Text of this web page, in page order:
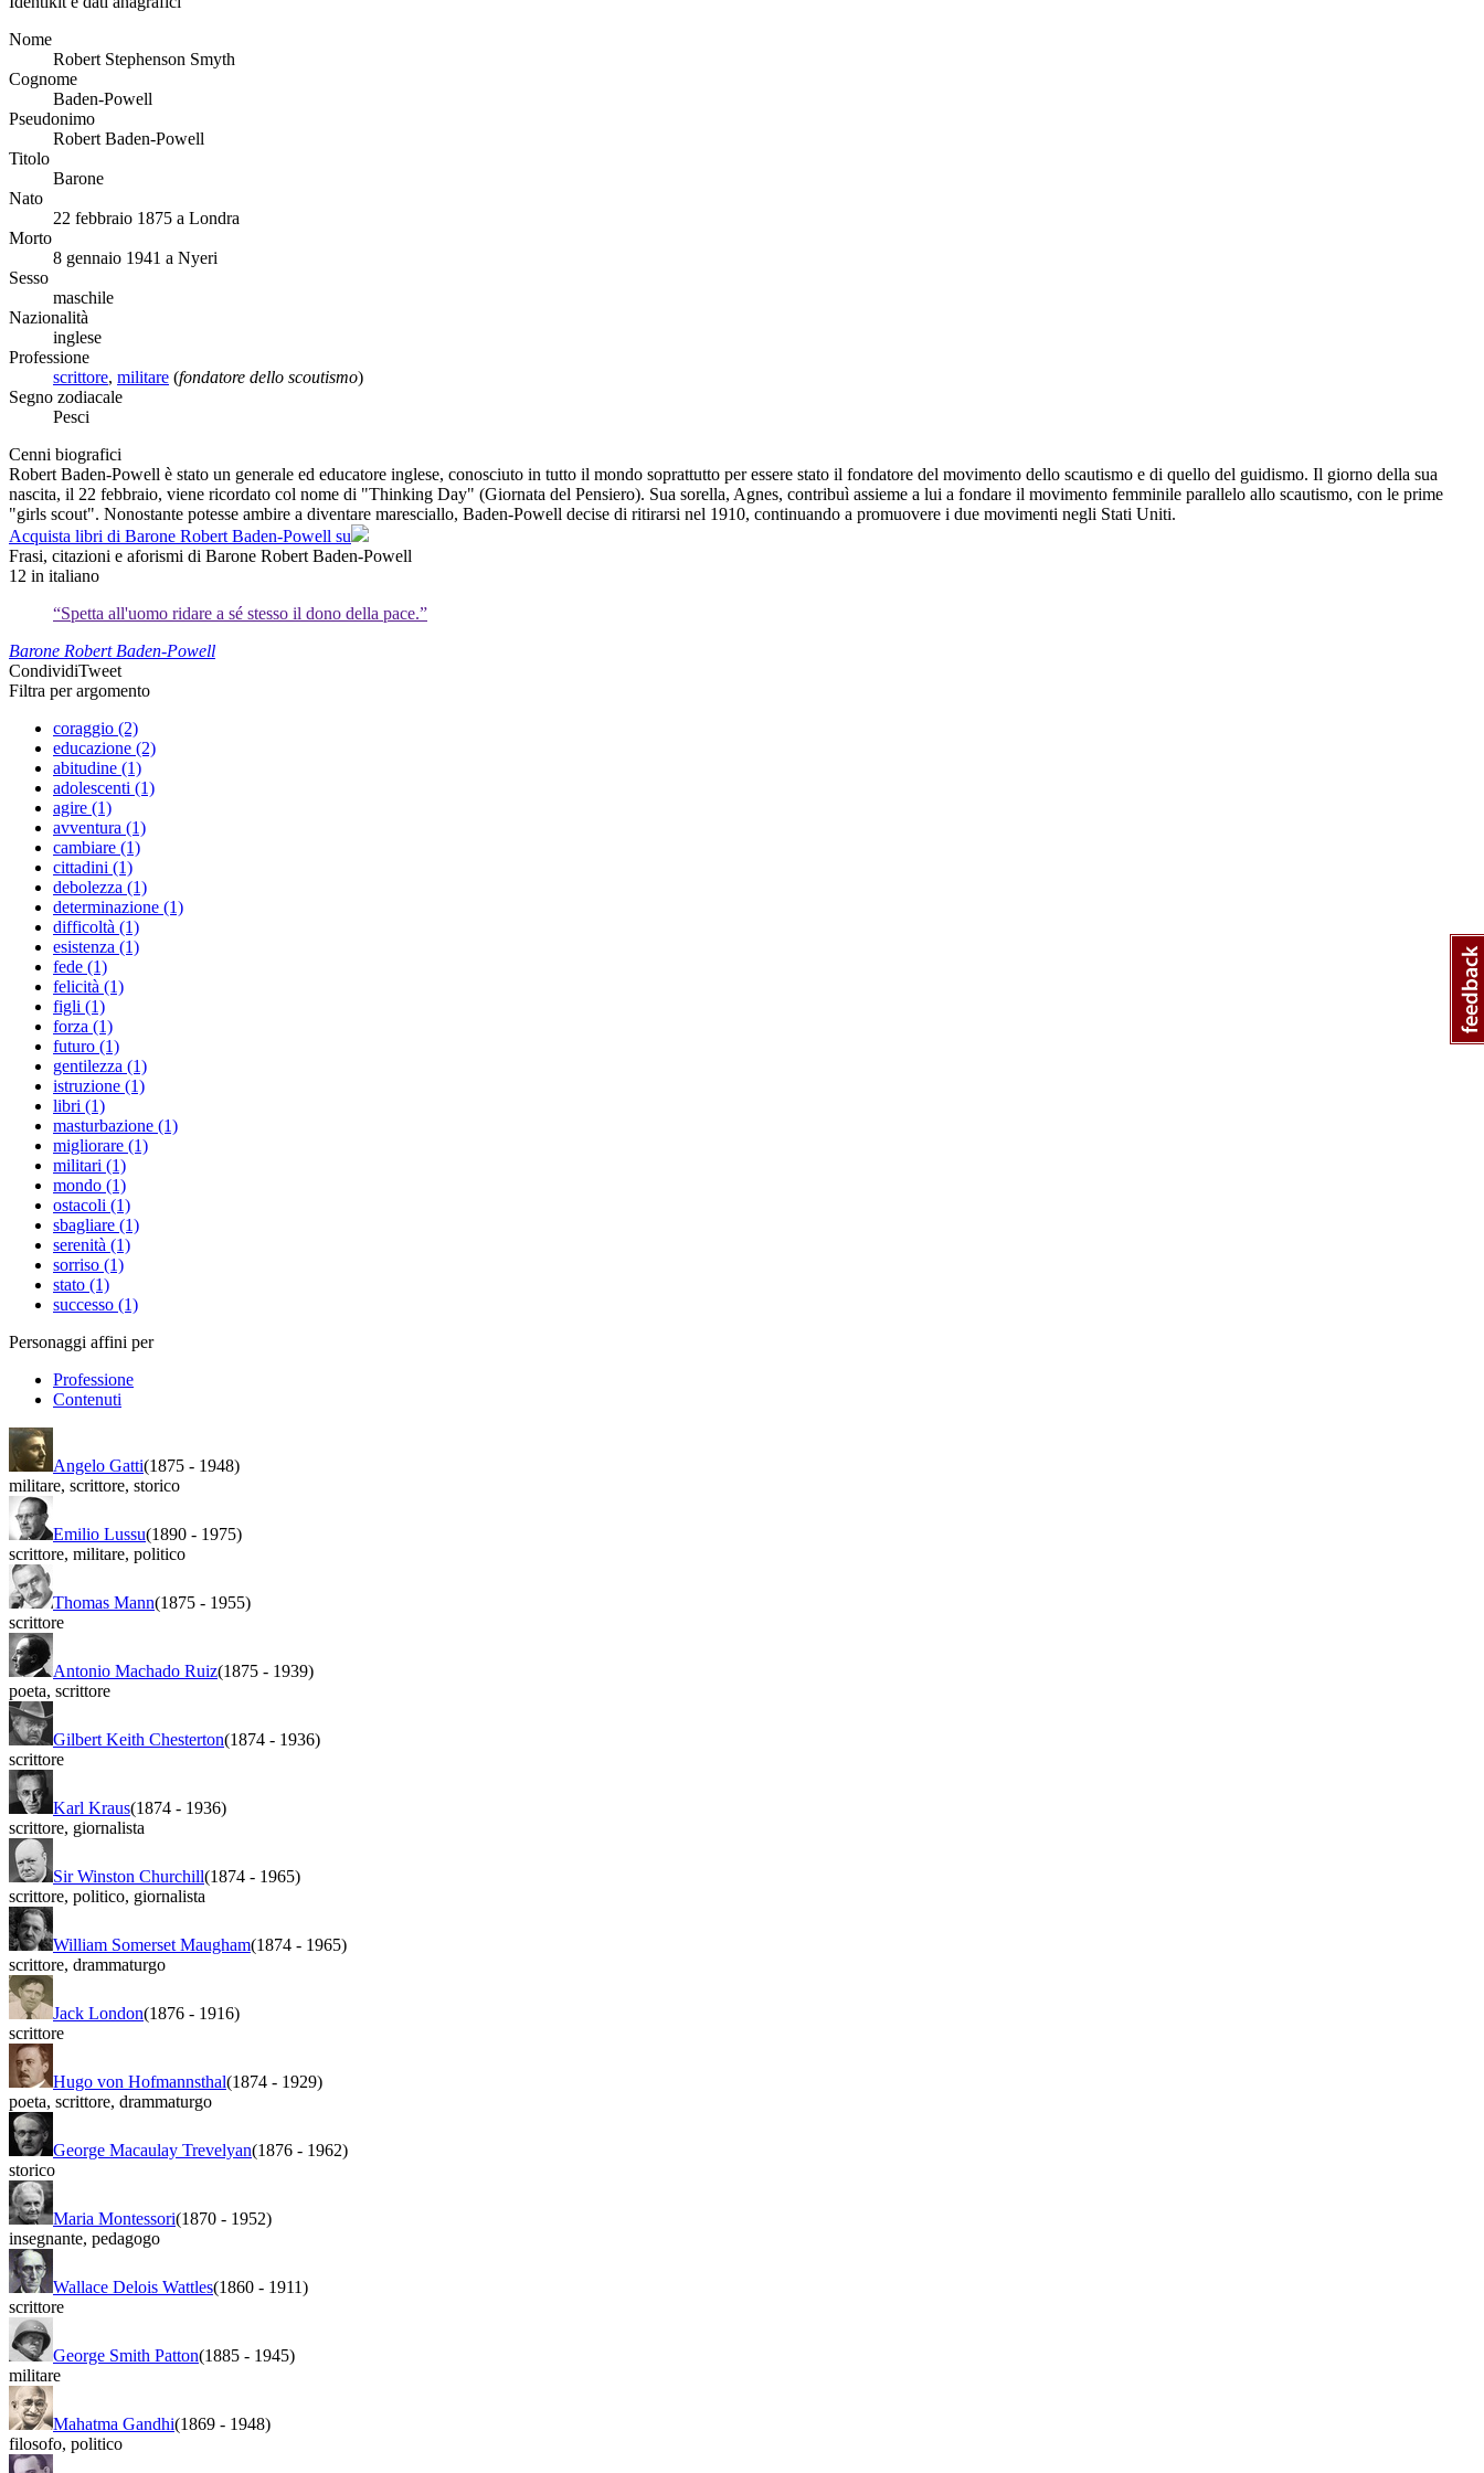
Nome
Robert Stephenson Smyth
Cognome
Baden-Powell
Pseudonimo
Robert Baden-Powell
Titolo
Barone
Nato
22 febbraio 1875 a Londra
Morto
8 gennaio 1941 a Nyeri
Sesso
maschile
Nazionalità
inglese
Professione
scrittore, militare (fondatore dello scoutismo)
Segno zodiacale
Pesci
Cenni biografici
Robert Baden-Powell è stato un generale ed educatore inglese, conosciuto in tutto il mondo soprattutto per essere stato il fondatore del movimento dello scautismo e di quello del guidismo. Il giorno della sua
nascita, il 22 febbraio, viene ricordato col nome di "Thinking Day" (Giornata del Pensiero). Sua sorella, Agnes, contribuì assieme a lui a fondare il movimento femminile parallelo allo scautismo, con le prime
"girls scout". Nonostante potesse ambire a diventare maresciallo, Baden-Powell decise di ritirarsi nel 1910, continuando a promuovere i due movimenti negli Stati Uniti.
Acquista libri di Barone Robert Baden-Powell su
Frasi, citazioni e aforismi di Barone Robert Baden-Powell
12 in italiano
“Spetta all'uomo ridare a sé stesso il dono della pace.”
Barone Robert Baden-Powell
CondividiTweet
Filtra per argomento
coraggio (2)
educazione (2)
abitudine (1)
adolescenti (1)
agire (1)
avventura (1)
cambiare (1)
cittadini (1)
debolezza (1)
determinazione (1)
difficoltà (1)
esistenza (1)
fede (1)
felicità (1)
figli (1)
forza (1)
futuro (1)
gentilezza (1)
istruzione (1)
libri (1)
masturbazione (1)
migliorare (1)
militari (1)
mondo (1)
ostacoli (1)
sbagliare (1)
serenità (1)
sorriso (1)
stato (1)
successo (1)
Personaggi affini per
Professione
Contenuti
Angelo Gatti(1875 - 1948)
militare, scrittore, storico
Emilio Lussu(1890 - 1975)
scrittore, militare, politico
Thomas Mann(1875 - 1955)
scrittore
Antonio Machado Ruiz(1875 - 1939)
poeta, scrittore
Gilbert Keith Chesterton(1874 - 1936)
scrittore
Karl Kraus(1874 - 1936)
scrittore, giornalista
Sir Winston Churchill(1874 - 1965)
scrittore, politico, giornalista
William Somerset Maugham(1874 - 1965)
scrittore, drammaturgo
Jack London(1876 - 1916)
scrittore
Hugo von Hofmannsthal(1874 - 1929)
poeta, scrittore, drammaturgo
George Macaulay Trevelyan(1876 - 1962)
storico
Maria Montessori(1870 - 1952)
insegnante, pedagogo
Wallace Delois Wattles(1860 - 1911)
scrittore
George Smith Patton(1885 - 1945)
militare
Mahatma Gandhi(1869 - 1948)
filosofo, politico